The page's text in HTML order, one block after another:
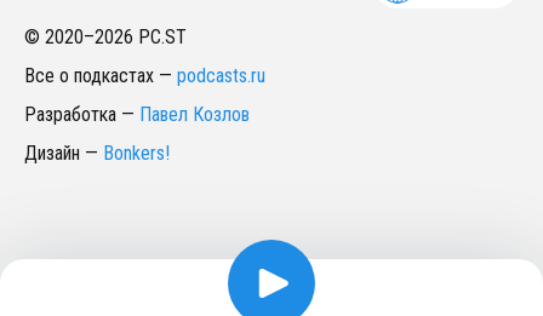
© 2020–2026 PC.ST
Все о подкастах — podcasts.ru
Разработка — Павел Козлов
Дизайн — Bonkers!